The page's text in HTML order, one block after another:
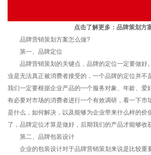
点击了解更多： 品牌策划方
品牌营销策划方案怎么做?
第一、品牌定位
品牌营销策划的关键点，品牌的定位一定要做好
业是无法真正被消费者接受的，一个品牌的定位并不
我们一定要根据企业产品的一个服务对象、年龄、爱
有必要对市场的消费者进行一个有效调研，看一下市
是什么，如何解决，以及能够为企业带来什么样的价
了，品牌定位才算是做好，后期我们的产品才能够收
第二、品牌包装设计
企业的包装设计对于品牌营销策划来说是比较重